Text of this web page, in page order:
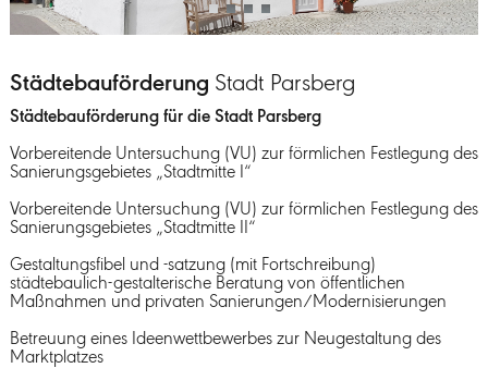
Städtebauförderung Stadt Parsberg
Städtebauförderung für die Stadt Parsberg
Vorbereitende Untersuchung (VU) zur förmlichen Festlegung des
Sanierungsgebietes „Stadtmitte I“
Vorbereitende Untersuchung (VU) zur förmlichen Festlegung des
Sanierungsgebietes „Stadtmitte II“
Gestaltungsfibel und -satzung (mit Fortschreibung)
städtebaulich-gestalterische Beratung von öffentlichen
Maßnahmen und privaten Sanierungen/Modernisierungen
Betreuung eines Ideenwettbewerbes zur Neugestaltung des
Marktplatzes